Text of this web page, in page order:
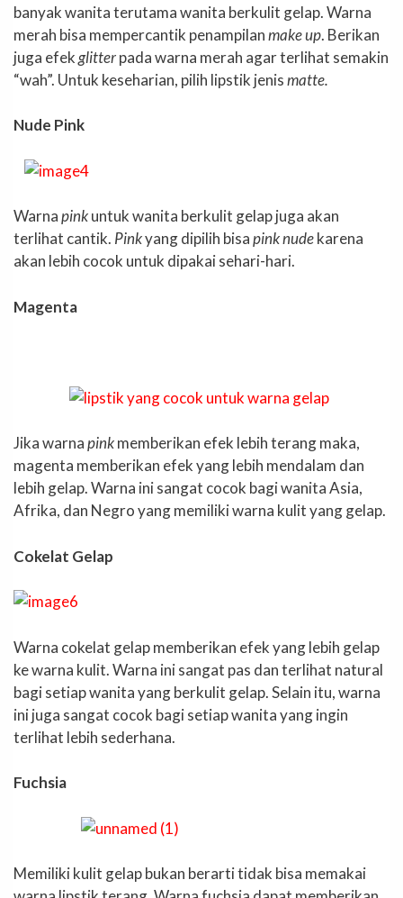
banyak wanita terutama wanita berkulit gelap. Warna
merah bisa mempercantik penampilanmake up. Berikan
juga efekglitterpada warna merah agar terlihat semakin
“wah”. Untuk keseharian, pilih lipstik jenismatte.
Nude Pink
Warnapinkuntuk wanita berkulit gelap juga akan
terlihat cantik. Pinkyang dipilih bisapink nudekarena
akan lebih cocok untuk dipakai sehari-hari.
Magenta
Jika warnapinkmemberikan efek lebih terang maka,
magenta memberikan efek yang lebih mendalam dan
lebih gelap. Warna ini sangat cocok bagi wanita Asia,
Afrika, dan Negro yang memiliki warna kulit yang gelap.
Cokelat Gelap
Warna cokelat gelap memberikan efek yang lebih gelap
ke warna kulit. Warna ini sangat pas dan terlihat natural
bagi setiap wanita yang berkulit gelap. Selain itu, warna
ini juga sangat cocok bagi setiap wanita yang ingin
terlihat lebih sederhana.
Fuchsia
Memiliki kulit gelap bukan berarti tidak bisa memakai